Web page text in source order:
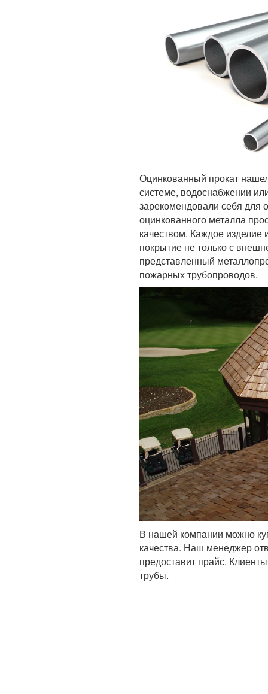
Оцинкованный прокат
системе, водоснабжении
зарекомендовали себя для
оцинкованного металла
качеством. Каждое
покрытие не только с
представленный
пожарных трубопроводов.
В нашей компании можно
качества. Наш менеджер
предоставит прайс.
трубы.